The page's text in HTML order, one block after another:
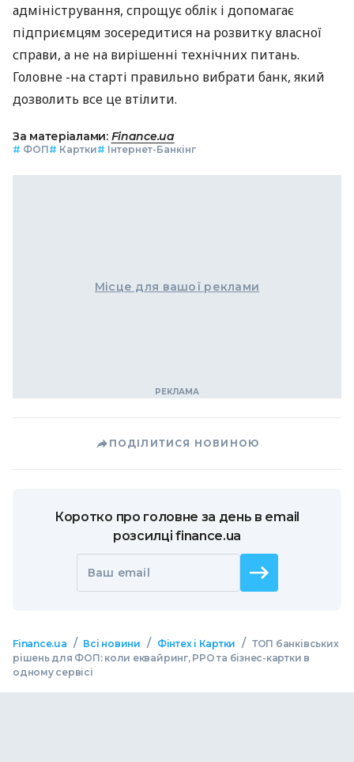
адміністрування, спрощує облік і допомагає
підприємцям зосередитися на розвитку власної
справи, а не на вирішенні технічних питань.
Головне -на старті правильно вибрати банк, який
дозволить все це втілити.
За матеріалами: Finance.ua
# ФОП# Картки# Інтернет-Банкінг
Місце для вашої реклами
ПОДІЛИТИСЯ НОВИНОЮ
Коротко про головне за день в email
розсилці finance.ua
Ваш email
Finance.ua / Всі новини / Фінтех і Картки / ТОП банківських
рішень для ФОП: коли еквайринг, РРО та бізнес-картки в
одному сервісі